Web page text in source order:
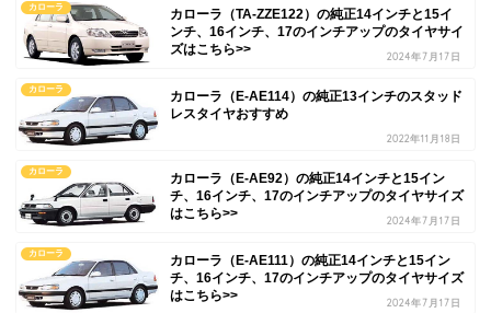
カローラ
カローラ（TA-ZZE122）の純正14インチと15イ
ンチ、16インチ、17のインチアップのタイヤサイ
ズはこちら>>
2024年7月17日
カローラ
カローラ（E-AE114）の純正13インチのスタッド
レスタイヤおすすめ
2022年11月18日
カローラ
カローラ（E-AE92）の純正14インチと15イン
チ、16インチ、17のインチアップのタイヤサイズ
はこちら>>
2024年7月17日
カローラ
カローラ（E-AE111）の純正14インチと15イン
チ、16インチ、17のインチアップのタイヤサイズ
はこちら>>
2024年7月17日